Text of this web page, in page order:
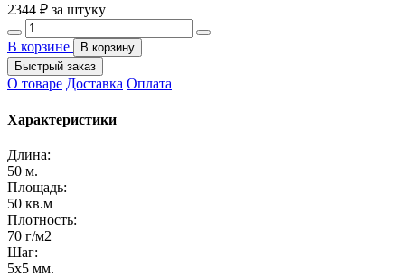
2344 ₽ за штуку
В корзине
В корзину
Быстрый заказ
О товаре Доставка Оплата
Характеристики
Длина:
50 м.
Площадь:
50 кв.м
Плотность:
70 г/м2
Шаг:
5x5 мм.